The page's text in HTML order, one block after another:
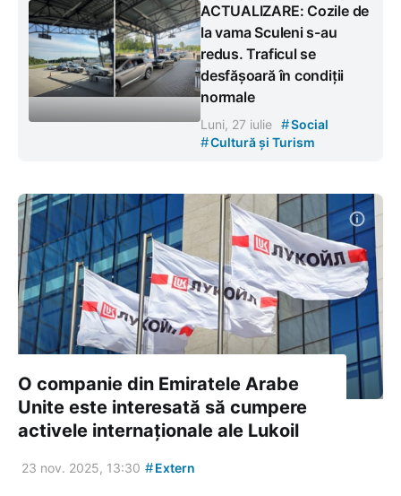
ACTUALIZARE: Cozile de
la vama Sculeni s-au
redus. Traficul se
desfășoară în condiții
normale
Luni, 27 iulie #Social
#Cultură și Turism
O companie din Emiratele Arabe
Unite este interesată să cumpere
activele internaționale ale Lukoil
23 nov. 2025, 13:30 #Extern